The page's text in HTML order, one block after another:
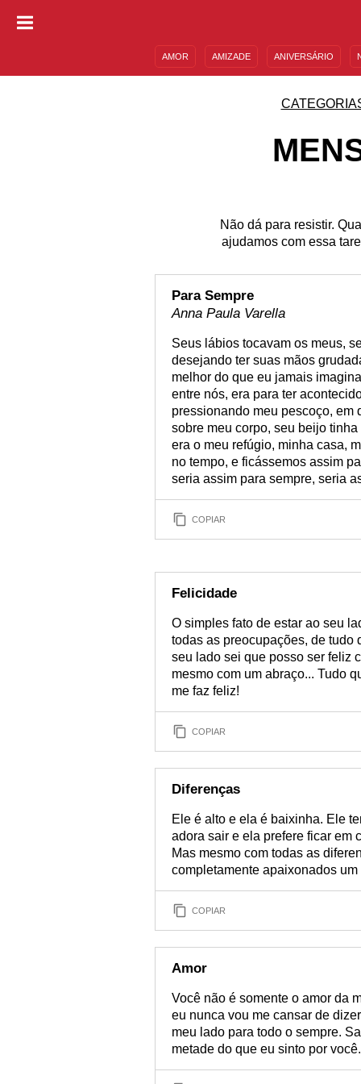
AMOR AMIZADE ANIVERSÁRIO
Não dá para resistir.
ajudamos com essa
Para Sempre
Anna Paula Varella
Seus lábios tocavam os meus,
desejando ter suas mãos
melhor do que eu jamais
entre nós, era para ter
pressionando meu pescoço, em
sobre meu corpo, seu beijo
era o meu refúgio, minha casa,
no tempo, e ficássemos assim
seria assim para sempre, seria
COPIAR
Felicidade
O simples fato de estar ao seu
todas as preocupações, de tudo
seu lado sei que posso ser feliz
mesmo com um abraço... Tudo
me faz feliz!
COPIAR
Diferenças
Ele é alto e ela é baixinha. Ele
adora sair e ela prefere ficar em
Mas mesmo com todas as
completamente apaixonados um
COPIAR
Amor
Você não é somente o amor da
eu nunca vou me cansar de
meu lado para todo o sempre.
metade do que eu sinto por você.